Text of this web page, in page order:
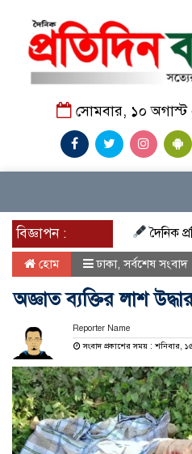
সোমবার, ১০ অগাস্ট
বিজ্ঞাপন :
দৈনিক
হোম ঢাকা,সর্বশেষ সংবাদ
অজ্ঞাত ব্যক্তির লাশ
Reporter Name
সংবাদ প্রকাশের সময় : শনিবার,